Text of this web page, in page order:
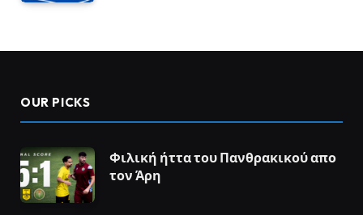
OUR PICKS
Φιλική ήττα του Πανθρακικού απο
τον Άρη